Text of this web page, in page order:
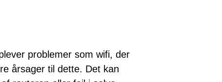
problemer som wifi, der
årsager til dette. Det kan